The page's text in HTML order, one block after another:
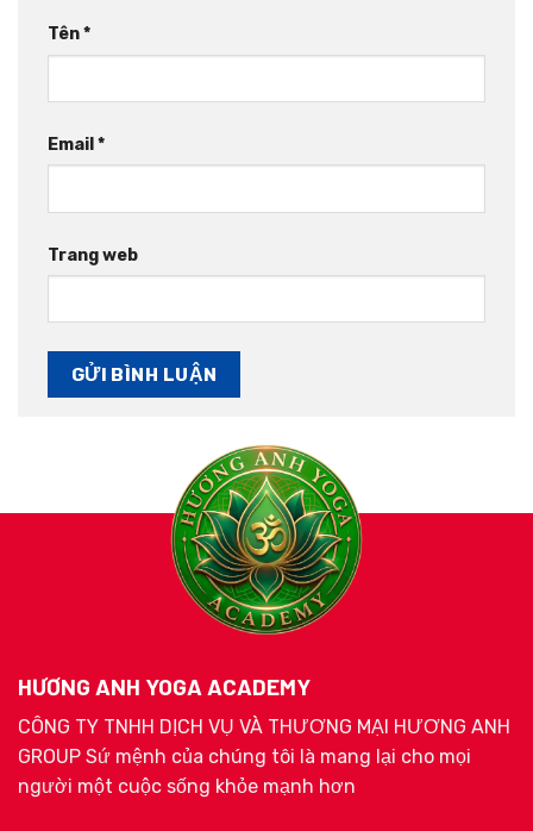
Tên*
Email *
Trang web
HƯƠNG ANH YOGA ACADEMY
CÔNG TY TNHH DỊCH VỤ VÀ THƯƠNG MẠI HƯƠNG ANH
GROUP Sứ mệnh của chúng tôi là mang lại cho mọi
người một cuộc sống khỏe mạnh hơn